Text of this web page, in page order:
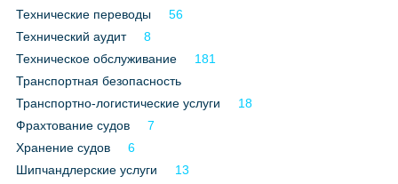
Технические переводы
56
Технический аудит
8
Техническое обслуживание
181
Транспортная безопасность
Транспортно-логистические услуги
18
Фрахтование судов
7
Хранение судов
6
Шипчандлерские услуги
13